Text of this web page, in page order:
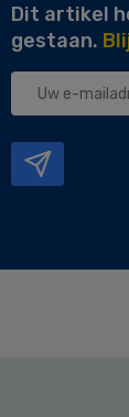
Dit artikel
gestaan.
Uw